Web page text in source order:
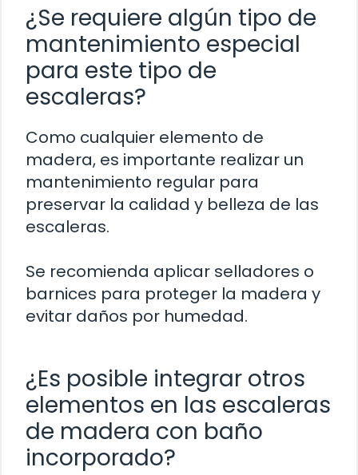
¿Se requiere algún tipo de
mantenimiento especial
para este tipo de
escaleras?
Como cualquier elemento de
madera, es importante realizar un
mantenimiento regular para
preservar la calidad y belleza de las
escaleras.
Se recomienda aplicar selladores o
barnices para proteger la madera y
evitar daños por humedad.
¿Es posible integrar otros
elementos en las escaleras
de madera con baño
incorporado?